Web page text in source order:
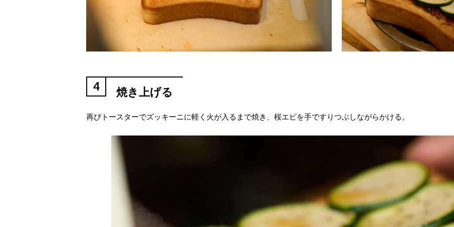
4 焼き上げる
再びトースターでズッキーニに軽く火が入るまで焼き、桜エビを手ですりつぶしながらかける。